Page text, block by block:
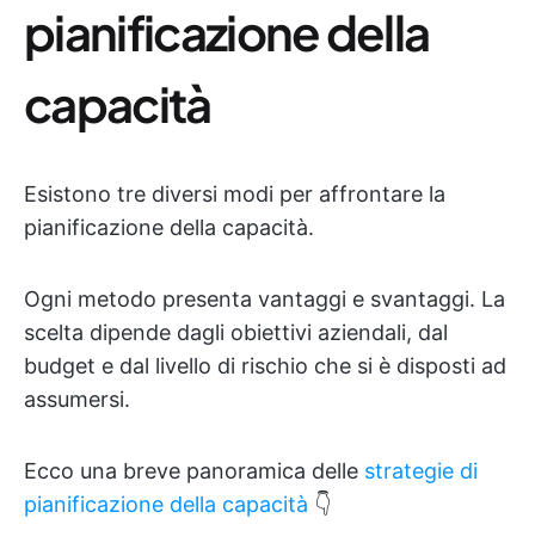
pianificazione della
capacità
Esistono tre diversi modi per affrontare la
pianificazione della capacità.
Ogni metodo presenta vantaggi e svantaggi. La
scelta dipende dagli obiettivi aziendali, dal
budget e dal livello di rischio che si è disposti ad
assumersi.
Ecco una breve panoramica delle strategie di
pianificazione della capacità 👇